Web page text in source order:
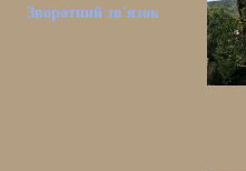
Зворотний зв'язок